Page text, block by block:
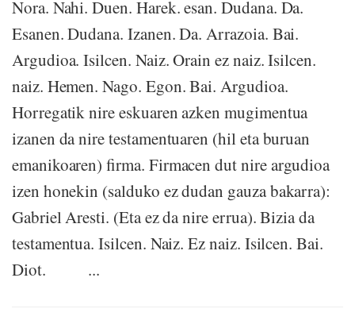
Nora. Nahi. Duen. Harek. esan. Dudana. Da.
Esanen. Dudana. Izanen. Da. Arrazoia. Bai.
Argudioa. Isilcen. Naiz. Orain ez naiz. Isilcen.
naiz. Hemen. Nago. Egon. Bai. Argudioa.
Horregatik nire eskuaren azken mugimentua
izanen da nire testamentuaren (hil eta buruan
emanikoaren) firma. Firmacen dut nire argudioa
izen honekin (salduko ez dudan gauza bakarra):
Gabriel Aresti. (Eta ez da nire errua). Bizia da
testamentua. Isilcen. Naiz. Ez naiz. Isilcen. Bai.
Diot. ...